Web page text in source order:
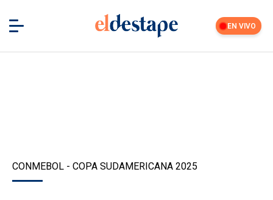
EN VIVO
CONMEBOL - COPA SUDAMERICANA 2025